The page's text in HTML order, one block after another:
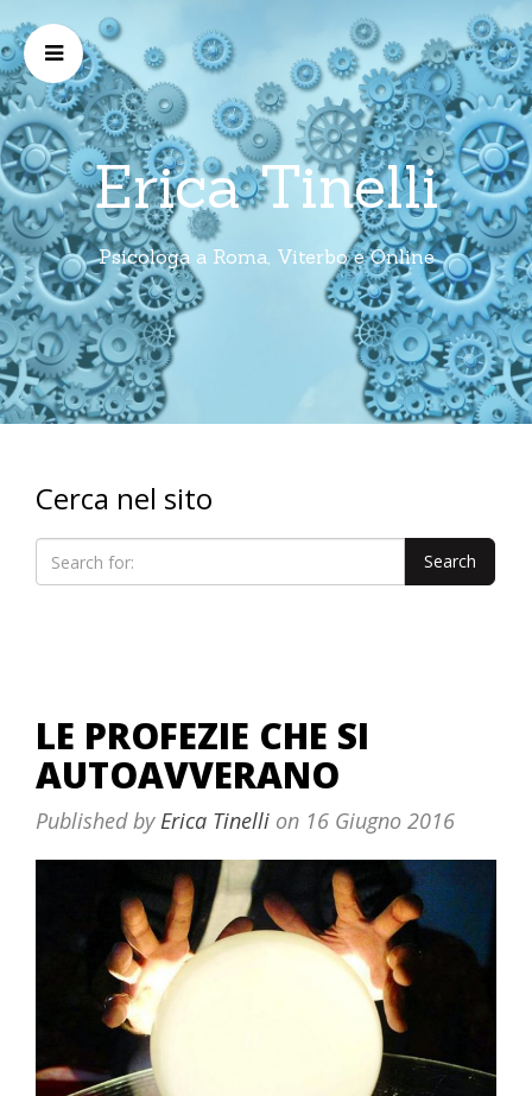
Erica Tinelli
Psicologa a Roma, Viterbo e Online
Cerca nel sito
LE PROFEZIE CHE SI
AUTOAVVERANO
Published byErica Tinelli on 16 Giugno 2016